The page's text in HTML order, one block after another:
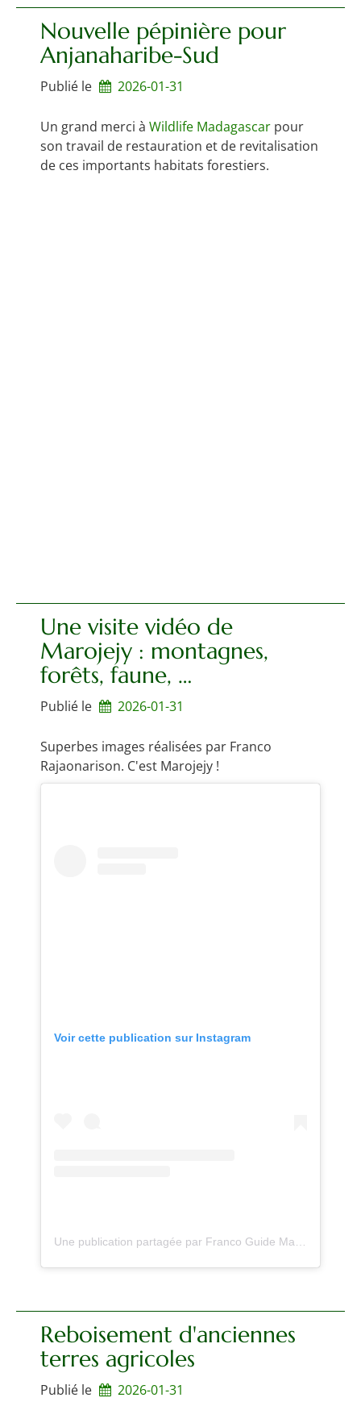
Nouvelle pépinière pour
Anjanaharibe-Sud
Publié le 2026-01-31
Un grand merci à Wildlife Madagascar pour
son travail de restauration et de revitalisation
de ces importants habitats forestiers.
Une visite vidéo de
Marojejy : montagnes,
forêts, faune, …
Publié le 2026-01-31
Superbes images réalisées par Franco
Rajaonarison. C'est Marojejy !
Voir cette publication sur Instagram
Reboisement d'anciennes
terres agricoles
Publié le 2026-01-31